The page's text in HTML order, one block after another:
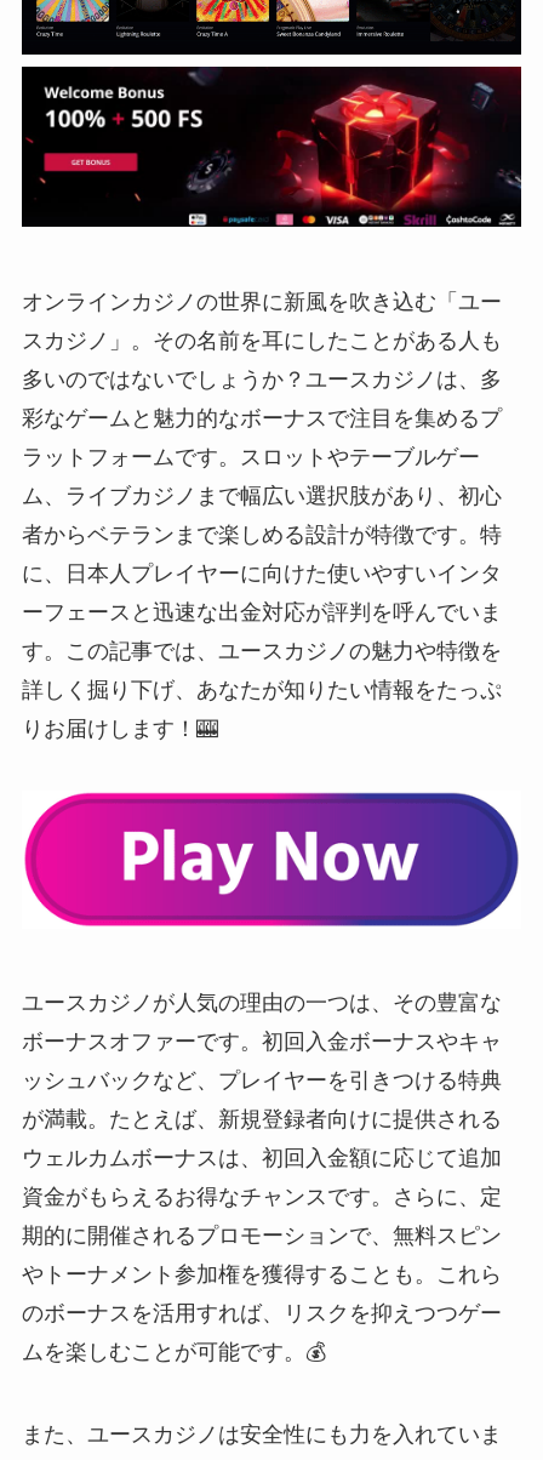
オンラインカジノの世界に新風を吹き込む「ユー
スカジノ」。その名前を耳にしたことがある人も
多いのではないでしょうか？ユースカジノは、多
彩なゲームと魅力的なボーナスで注目を集めるプ
ラットフォームです。スロットやテーブルゲー
ム、ライブカジノまで幅広い選択肢があり、初心
者からベテランまで楽しめる設計が特徴です。特
に、日本人プレイヤーに向けた使いやすいインタ
ーフェースと迅速な出金対応が評判を呼んでいま
す。この記事では、ユースカジノの魅力や特徴を
詳しく掘り下げ、あなたが知りたい情報をたっぷ
りお届けします！🎰
ユースカジノが人気の理由の一つは、その豊富な
ボーナスオファーです。初回入金ボーナスやキャ
ッシュバックなど、プレイヤーを引きつける特典
が満載。たとえば、新規登録者向けに提供される
ウェルカムボーナスは、初回入金額に応じて追加
資金がもらえるお得なチャンスです。さらに、定
期的に開催されるプロモーションで、無料スピン
やトーナメント参加権を獲得することも。これら
のボーナスを活用すれば、リスクを抑えつつゲー
ムを楽しむことが可能です。💰
また、ユースカジノは安全性にも力を入れていま